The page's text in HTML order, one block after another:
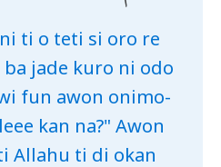
ti o teti si oro re
jade kuro ni odo
fun awon onimo-
kan na?" Awon
Allahu ti di okan